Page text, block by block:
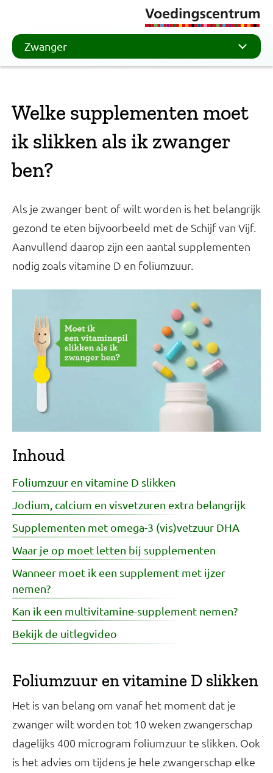
Zwanger
Welke supplementen moet
ik slikken als ik zwanger
ben?
Als je zwanger bent of wilt worden is het belangrijk
gezond te eten bijvoorbeeld met de Schijf van Vijf.
Aanvullend daarop zijn een aantal supplementen
nodig zoals vitamine D en foliumzuur.
Inhoud
Foliumzuur en vitamine D slikken
Jodium, calcium en visvetzuren extra belangrijk
Supplementen met omega-3 (vis)vetzuur DHA
Waar je op moet letten bij supplementen
Wanneer moet ik een supplement met ijzer
nemen?
Kan ik een multivitamine-supplement nemen?
Bekijk de uitlegvideo
Foliumzuur en vitamine D slikken
Het is van belang om vanaf het moment dat je
zwanger wilt worden tot 10 weken zwangerschap
dagelijks 400 microgram foliumzuur te slikken. Ook
is het advies om tijdens je hele zwangerschap elke